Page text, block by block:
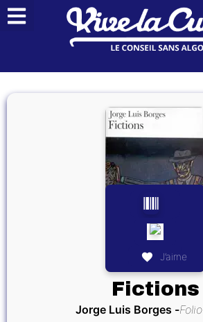
J’aime
Fictions
Jorge Luis Borges Folio